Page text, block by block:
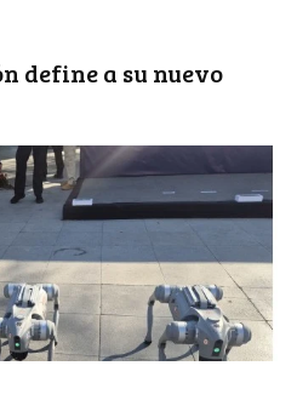
define a su nuevo